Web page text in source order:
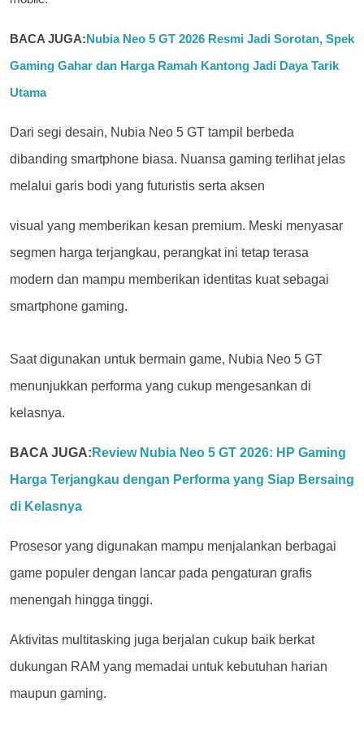
BACA JUGA:Nubia Neo 5 GT 2026 Resmi Jadi Sorotan, Spek
Gaming Gahar dan Harga Ramah Kantong Jadi Daya Tarik
Utama
Dari segi desain, Nubia Neo 5 GT tampil berbeda
dibanding smartphone biasa. Nuansa gaming terlihat jelas
melalui garis bodi yang futuristis serta aksen
visual yang memberikan kesan premium. Meski menyasar
segmen harga terjangkau, perangkat ini tetap terasa
modern dan mampu memberikan identitas kuat sebagai
smartphone gaming.
Saat digunakan untuk bermain game, Nubia Neo 5 GT
menunjukkan performa yang cukup mengesankan di
kelasnya.
BACA JUGA: Review Nubia Neo 5 GT 2026: HP Gaming
Harga Terjangkau dengan Performa yang Siap Bersaing
di Kelasnya
Prosesor yang digunakan mampu menjalankan berbagai
game populer dengan lancar pada pengaturan grafis
menengah hingga tinggi.
Aktivitas multitasking juga berjalan cukup baik berkat
dukungan RAM yang memadai untuk kebutuhan harian
maupun gaming.